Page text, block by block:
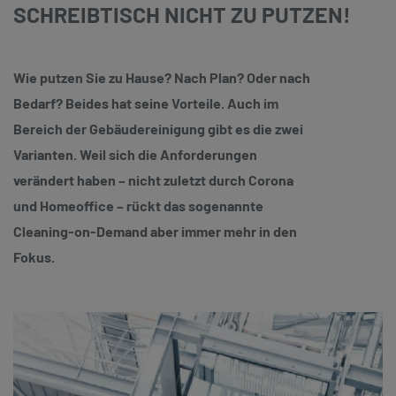
SCHREIBTISCH NICHT ZU PUTZEN!
Wie putzen Sie zu Hause? Nach Plan? Oder nach
Bedarf? Beides hat seine Vorteile. Auch im
Bereich der Gebäudereinigung gibt es die zwei
Varianten. Weil sich die Anforderungen
verändert haben – nicht zuletzt durch Corona
und Homeoffice – rückt das sogenannte
Cleaning-on-Demand aber immer mehr in den
Fokus.